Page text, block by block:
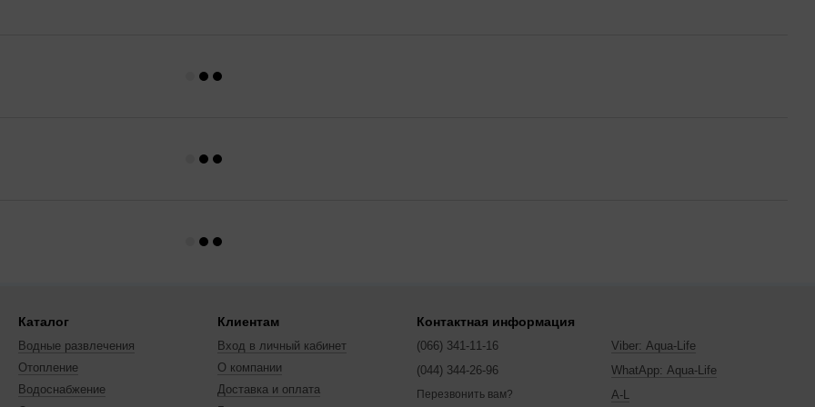
Каталог
Водные развлечения
Отопление
Водоснабжение
Клиентам
Вход в личный кабинет
О компании
Доставка и оплата
Контактная информация
(066) 341-11-16
(044) 344-26-96
Перезвонить вам?
Viber: Aqua-Life
WhatApp: Aqua-Life
A-L